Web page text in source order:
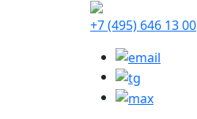
+7 (495) 646 13 00